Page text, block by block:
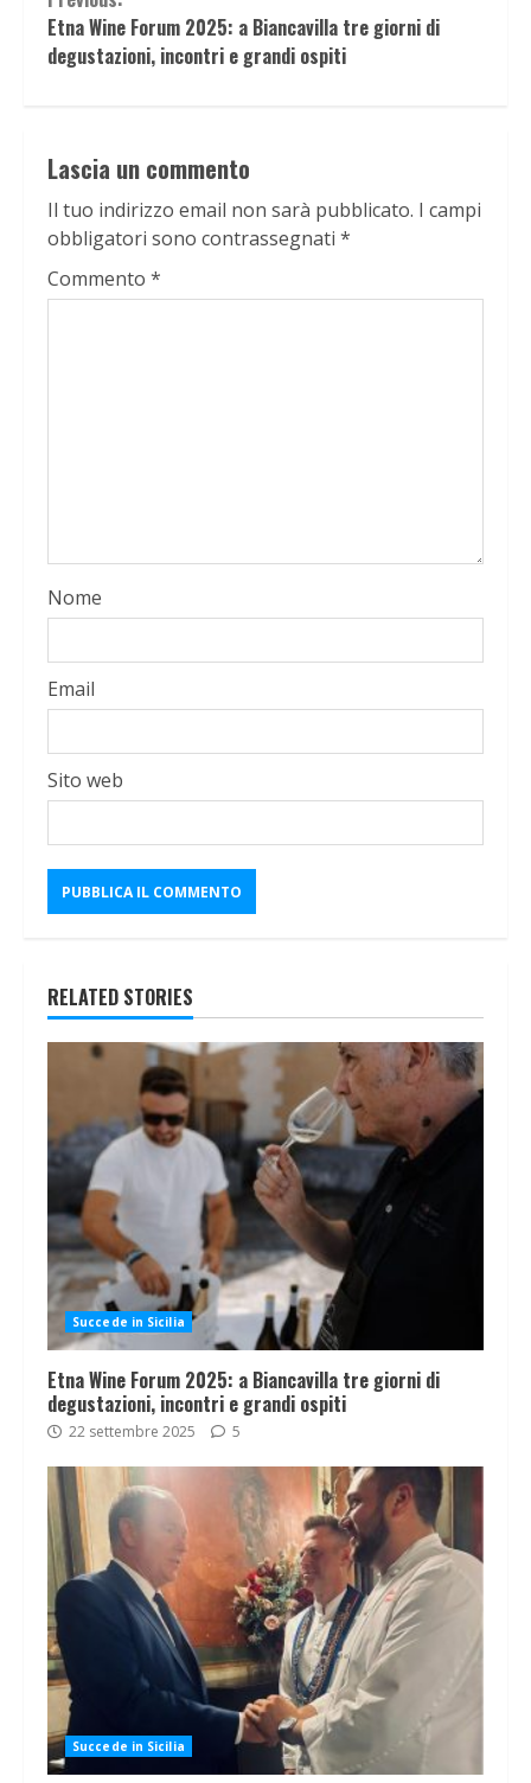
Reading
Etna Wine Forum 2025: a Biancavilla tre giorni di
degustazioni, incontri e grandi ospiti
Lascia un commento
Il tuo indirizzo email non sarà pubblicato. I campi
obbligatori sono contrassegnati *
Commento *
Nome
Email
Sito web
RELATED STORIES
Succede in Sicilia
Etna Wine Forum 2025: a Biancavilla tre giorni di
degustazioni, incontri e grandi ospiti
22 settembre 2025 5
Succede in Sicilia